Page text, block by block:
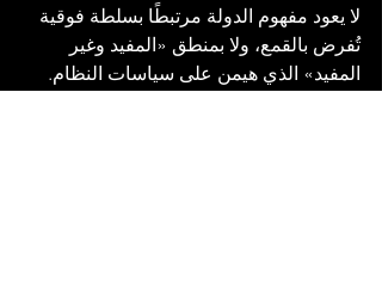
لا يعود مفهوم الدولة مرتبطًا بسلطة فوقية
تُفرض بالقمع، ولا بمنطق «المفيد وغير
المفيد» الذي هيمن على سياسات النظام.